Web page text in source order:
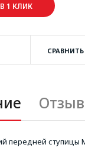
1 КЛИК
СРАВНИТЬ
передней ступицы